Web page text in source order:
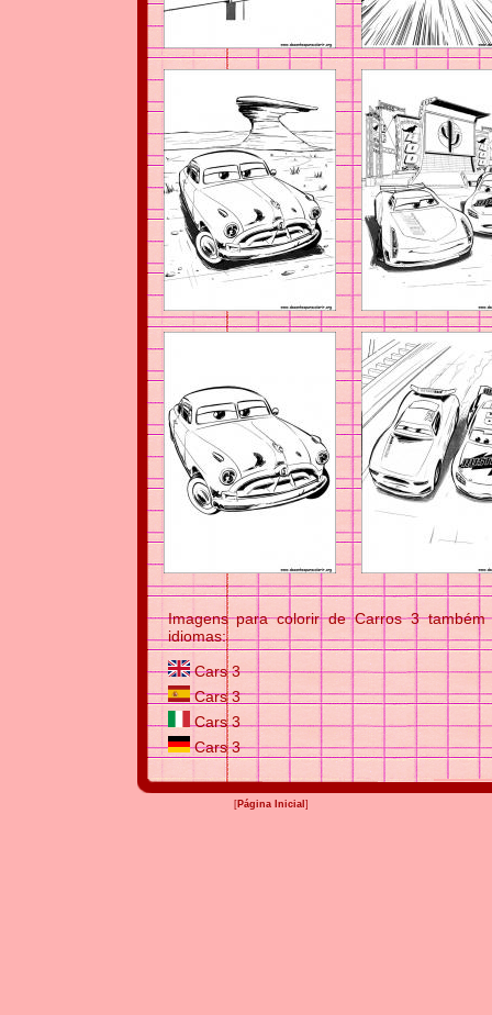
Imagens para colorir de Carros 3
idiomas:
Cars 3
Cars 3
Cars 3
Cars 3
[Página Inicial ]